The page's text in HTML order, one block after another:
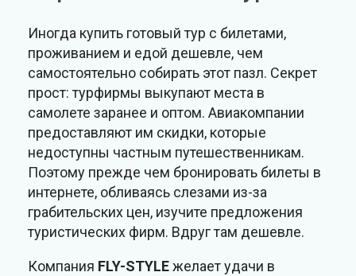
Иногда купить готовый тур с билетами,
проживанием и едой дешевле, чем
самостоятельно собирать этот пазл. Секрет
прост: турфирмы выкупают места в
самолете заранее и оптом. Авиакомпании
предоставляют им скидки, которые
недоступны частным путешественникам.
Поэтому прежде чем бронировать билеты в
интернете, обливаясь слезами из-за
грабительских цен, изучите предложения
туристических фирм. Вдруг там дешевле.
Компания FLY-STYLEжелает удачи в